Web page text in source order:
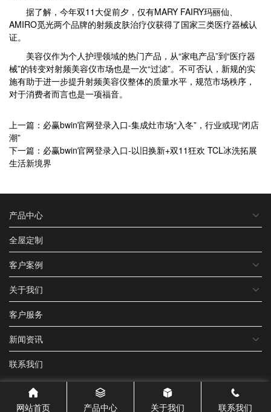
据了解，今年双11大促前夕，仅有MARY FAIRY玛丽仙、
AMIRO觅光两个品牌的射频皮肤治疗仪获得了国家三类医疗器械认
证。
美容仪作为个人护理领域的热门产品，从“家电产品”到“医疗器
械”的转变对射频美容仪市场也是一次“过滤”。不可否认，新规的实
施有助于进一步提升射频美容仪整体的质量水平，规范市场秩序，
对于消费者而言也是一项福音。
上一篇：必赢bwin官网登录入口-集成灶市场“入冬”，行业或现“闭店
潮”
下一篇：必赢bwin官网登录入口-以旧换新+双11狂欢 TCL冰洗拓展
生活新境界
产品中心
全屋定制
客户案例
关于我们
客户服务
新闻资讯
联系我们
网站首页 产品中心 关于我们 联系我们